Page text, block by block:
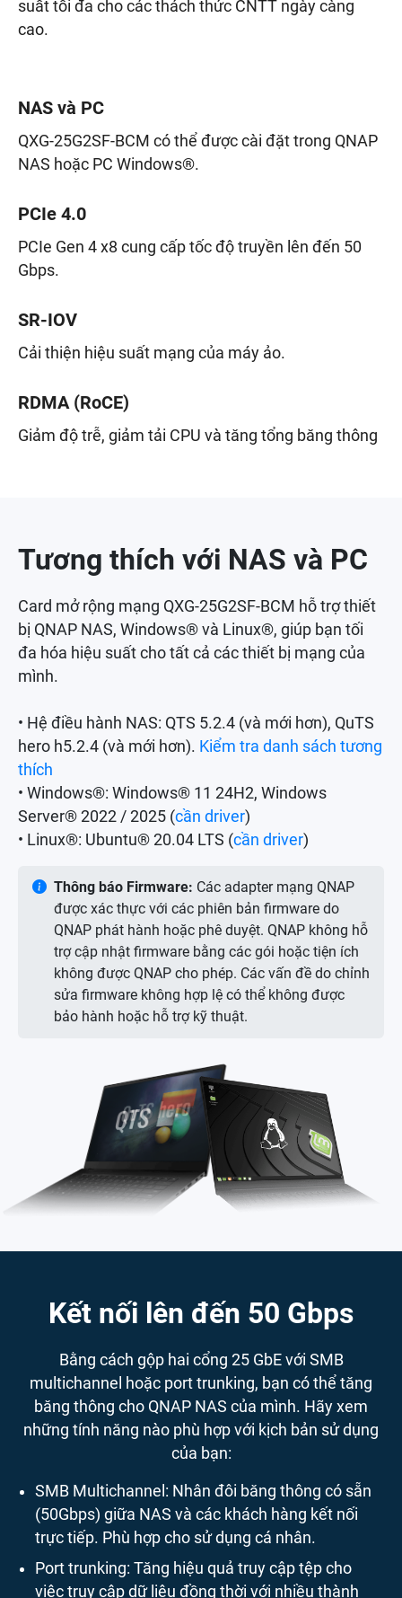
suất tối đa cho các thách thức CNTT ngày càng
cao.
NAS và PC
QXG-25G2SF-BCM có thể được cài đặt trong QNAP
NAS hoặc PC Windows®.
PCIe 4.0
PCIe Gen 4 x8 cung cấp tốc độ truyền lên đến 50
Gbps.
SR-IOV
Cải thiện hiệu suất mạng của máy ảo.
RDMA (RoCE)
Giảm độ trễ, giảm tải CPU và tăng tổng băng thông
Tương thích với NAS và PC
Card mở rộng mạng QXG-25G2SF-BCM hỗ trợ thiết
bị QNAP NAS, Windows® và Linux®, giúp bạn tối
đa hóa hiệu suất cho tất cả các thiết bị mạng của
mình.
• Hệ điều hành NAS: QTS 5.2.4 (và mới hơn), QuTS
hero h5.2.4 (và mới hơn). Kiểm tra danh sách tương
thích
• Windows®: Windows® 11 24H2, Windows
Server® 2022 / 2025 (cần driver)
• Linux®: Ubuntu® 20.04 LTS (cần driver)
Thông báo Firmware: Các adapter mạng QNAP
được xác thực với các phiên bản firmware do
QNAP phát hành hoặc phê duyệt. QNAP không hỗ
trợ cập nhật firmware bằng các gói hoặc tiện ích
không được QNAP cho phép. Các vấn đề do chỉnh
sửa firmware không hợp lệ có thể không được
bảo hành hoặc hỗ trợ kỹ thuật.
Kết nối lên đến 50 Gbps
Bằng cách gộp hai cổng 25 GbE với SMB
multichannel hoặc port trunking, bạn có thể tăng
băng thông cho QNAP NAS của mình. Hãy xem
những tính năng nào phù hợp với kịch bản sử dụng
của bạn:
SMB Multichannel: Nhân đôi băng thông có sẵn
(50Gbps) giữa NAS và các khách hàng kết nối
trực tiếp. Phù hợp cho sử dụng cá nhân.
Port trunking: Tăng hiệu quả truy cập tệp cho
việc truy cập dữ liệu đồng thời với nhiều thành